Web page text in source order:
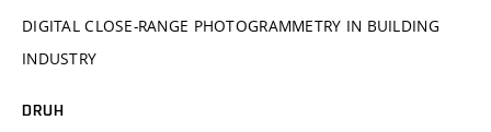
DIGITAL CLOSE-RANGE PHOTOGRAMMETRY IN BUILDING
INDUSTRY
DRUH